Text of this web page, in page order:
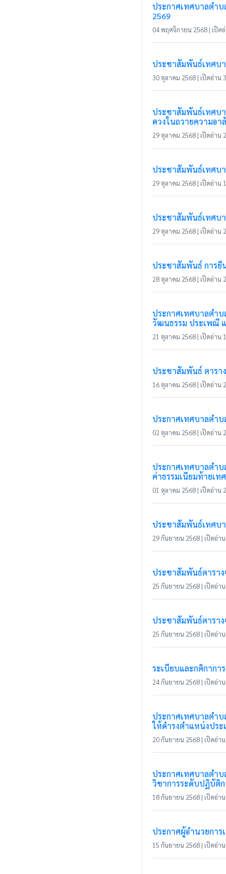
ประกาศเทศบาลตำ
2569
04 พฤศจิกายน 2568 | เปิด
ประชาสัมพันธ์เทศบ
30 ตุลาคม 2568 | เปิดอ่าน
ประชาสัมพันธ์เทศบ
ดวงในถวายความอา
29 ตุลาคม 2568 | เปิดอ่าน
ประชาสัมพันธ์เทศบ
29 ตุลาคม 2568 | เปิดอ่าน
ประชาสัมพันธ์เทศบ
29 ตุลาคม 2568 | เปิดอ่าน
ประชาสัมพันธ์ การยื
28 ตุลาคม 2568 | เปิดอ่าน
ประกาศเทศบาลตำ
วัฒนธรรม ประเพณี
21 ตุลาคม 2568 | เปิดอ่าน
ประชาสัมพันธ์ ตารา
16 ตุลาคม 2568 | เปิดอ่าน
ประกาศเทศบาลตำ
02 ตุลาคม 2568 | เปิดอ่าน
ประกาศเทศบาลตำ
ค่าธรรมเนียมท้ายเ
01 ตุลาคม 2568 | เปิดอ่าน
ประชาสัมพันธ์เทศบ
29 กันยายน 2568 | เปิดอ่า
ประชาสัมพันธ์ตารา
25 กันยายน 2568 | เปิดอ่า
ประชาสัมพันธ์ตารา
25 กันยายน 2568 | เปิดอ่า
ระเบียบและกติกากา
24 กันยายน 2568 | เปิดอ่า
ประกาศเทศบาลตำ
ให้ดำรงตำแหน่งปร
20 กันยายน 2568 | เปิดอ่า
ประกาศเทศบาลตำ
วิชาการระดับปฏิบัติก
18 กันยายน 2568 | เปิดอ่า
ประกาศผู้อำนวยกา
15 กันยายน 2568 | เปิดอ่า